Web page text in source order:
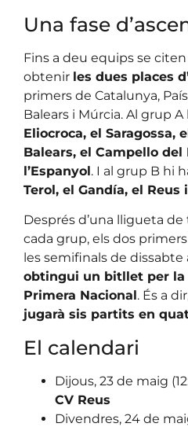
Una fase
Fins a deu equips se
obtenir les dues places
primers de Catalunya,
Balears i Múrcia. Al grup A
Eliocroca, el Saragossa,
Balears, el Campello del
l’Espanyol. I al grup B hi
Terol, el Gandía, el Reus
Després d’una lligueta
cada grup, els dos
les semifinals de dissabte
obtingui un bitllet per la
Primera Nacional. És a
jugarà sis partits en
El calendari
Dijous, 23 de maig
CV Reus
Divendres, 24 de